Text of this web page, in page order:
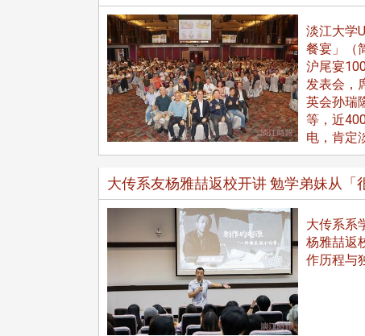
淡江大学
餐宴」（
沪尾宴
发表会，
英会孙瑞
等，近
电，肯定
大传系友杨雅喆返校开讲 勉学弟妹从「
大传系系
杨雅喆返
作历程与
配合「个人资料保护法」之施
并导入个资管理，对于校友之
资料应尽善良管理人之责任，